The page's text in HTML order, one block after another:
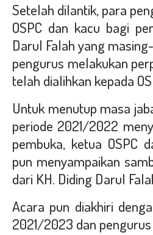
Setelah dilantik, para
OSPC dan kacu bagi
Darul Falah yang
pengurus melakukan
telah dialihkan kepada
Untuk menutup masa
periode 2021/2022
pembuka, ketua OSPC
pun menyampaikan
dari KH. Diding Darul
Acara pun diakhiri
2021/2023 dan